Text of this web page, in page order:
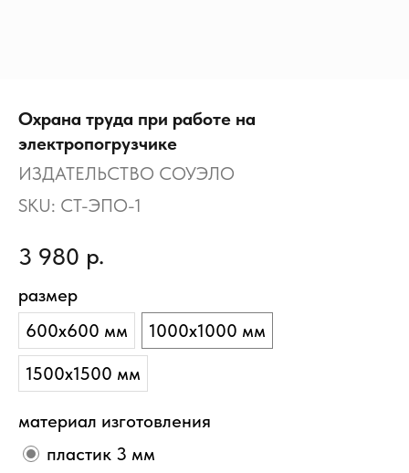
Охрана труда при работе на
электропогрузчике
ИЗДАТЕЛЬСТВО СОУЭЛО
SKU: СТ-ЭПО-1
3 980 р.
размер
600х600 мм
1000х1000 мм
1500х1500 мм
материал изготовления
пластик 3 мм